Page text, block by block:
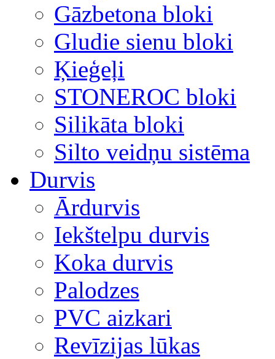
Gāzbetona bloki
Gludie sienu bloki
Ķieģeļi
STONEROC bloki
Silikāta bloki
Silto veidņu sistēma
Durvis
Ārdurvis
Iekštelpu durvis
Koka durvis
Palodzes
PVC aizkari
Revīzijas lūkas